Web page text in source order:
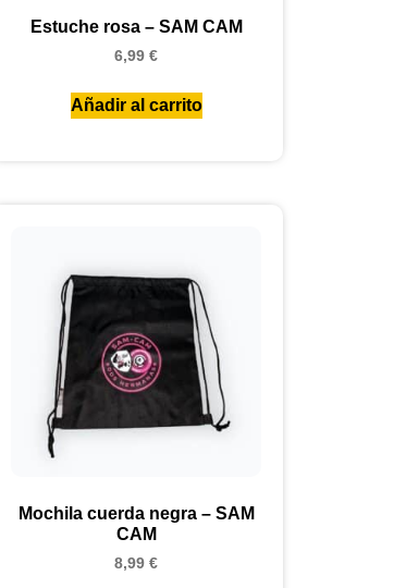
Estuche rosa – SAM CAM
6,99 €
Añadir al carrito
Mochila cuerda negra – SAM
CAM
8,99 €